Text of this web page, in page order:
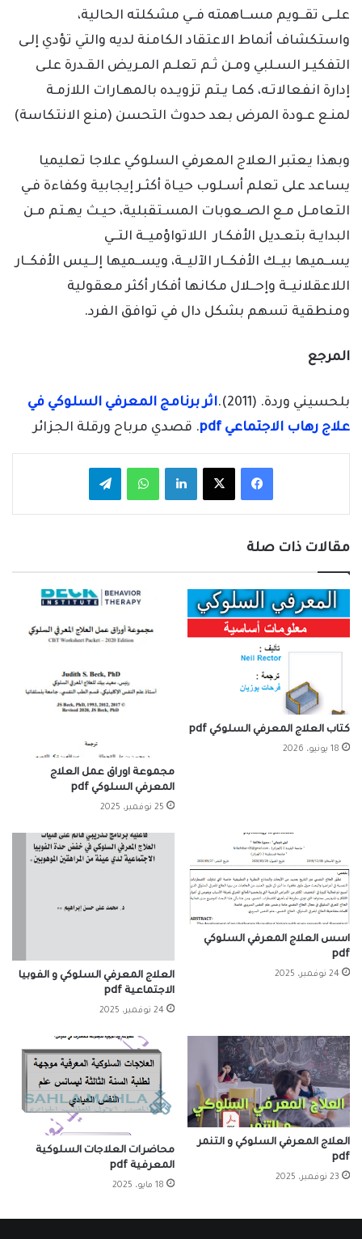
علــى تقــويم مســاهمته فــي مشكلته الحالية،
واستكشاف أنماط الاعتقاد الكامنة لديه والتي تؤدي إلـى
التفكيـر السـلبي ومـن ثـم تعلـم المـريض القـدرة علـى
إدارة انفعالاتـه، كمـا يـتم تزويـده بالمهـارات اللازمـة
لمنـع عـودة المرض بعد حدوث التحسن (منع الانتكاسة)
وبهذا يعتبر العلاج المعرفي السلوكي علاجا تعليميا
يساعد على تعلم أسـلوب حيـاة أكثـر إيجابية وكفاءة فـي
التعامـل مـع الصـعوبات المسـتقبلية، حيـث يهـتم مـن
البدايـة بتعـديل الأفكـار اللاتواؤميــة التــي
يســميها بيــك الأفكــار الآليــة، ويســميها إلــيس الأفكــار
اللاعقلانيــة وإحــلال مكانها أفكار أكثر معقولية
ومنطقية تسهم بشكل دال في توافق الفرد.
المرجع
بلحسيني وردة. (2011).
اثر برنامج المعرفي السلوكي في
علاج رهاب الاجتماعي pdf
. قصدي مرباح ورقلة الجزائر
فيسبوك لينكدإن واتساب
مقالات ذات صلة
كتاب العلاج المعرفي السلوكي pdf
18 يونيو، 2026
مجموعة اوراق عمل العلاج
المعرفي السلوكي pdf
25 نوفمبر، 2025
اسس العلاج المعرفي السلوكي
pdf
24 نوفمبر، 2025
العلاج المعرفي السلوكي و الفوبيا
الاجتماعية pdf
24 نوفمبر، 2025
العلاج المعرفي السلوكي و التنمر
pdf
23 نوفمبر، 2025
محاضرات العلاجات السلوكية
المعرفية pdf
18 مايو، 2025